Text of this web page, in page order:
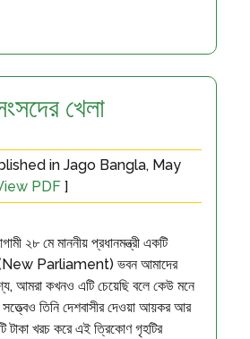
খেলা
in Jago Bangla, May
PDF ]
২৮ মে মাননীয় প্রধানমন্ত্রী একটি
(New Parliament) ভবন আমাদের
আমরা কখনও এটি চেয়েছি বলে কেউ মনে
তিনি দেশবাসীর দেওয়া আয়কর আর
টাকা খরচ করে এই ত্রিকোণ গৃহটির